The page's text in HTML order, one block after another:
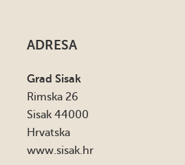
ADRESA
Grad Sisak
Rimska 26
Sisak 44000
Hrvatska
www.sisak.hr